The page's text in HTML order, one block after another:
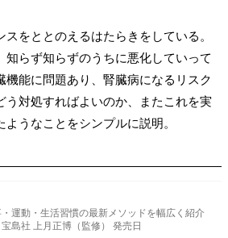
をととのえるはたらきをしている。
知らず知らずのうちに悪化していって
機能に問題あり、腎臓病になるリスク
う対処すればよいのか、またこれを実
うなことをシンプルに説明。
運動・生活習慣の最新メソッドを幅広く紹介
島社 上月正博（監修） 発売日